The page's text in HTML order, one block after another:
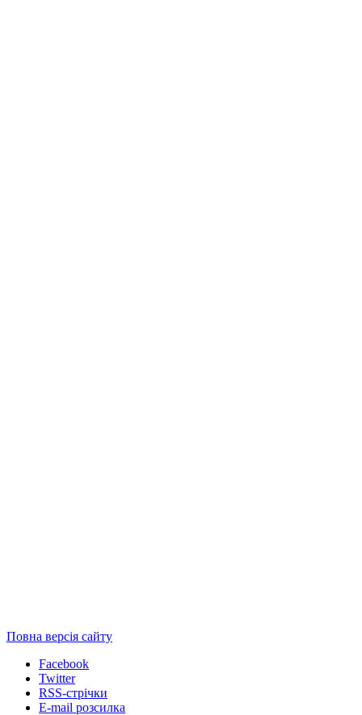
Повна версія сайту
Facebook
Twitter
RSS-стрічки
E-mail розсилка